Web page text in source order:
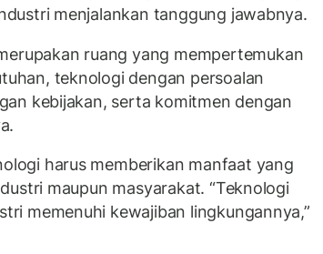
menjalankan tanggung jawabnya.
ruang yang mempertemukan
teknologi dengan persoalan
kebijakan, serta komitmen dengan
harus memberikan manfaat yang
maupun masyarakat. “Teknologi
memenuhi kewajiban lingkungannya,”